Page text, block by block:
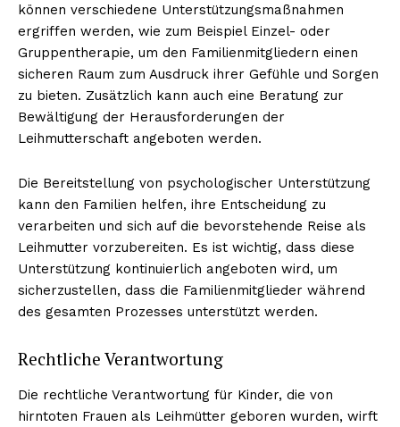
können verschiedene Unterstützungsmaßnahmen
ergriffen werden, wie zum Beispiel Einzel- oder
Gruppentherapie, um den Familienmitgliedern einen
sicheren Raum zum Ausdruck ihrer Gefühle und Sorgen
zu bieten. Zusätzlich kann auch eine Beratung zur
Bewältigung der Herausforderungen der
Leihmutterschaft angeboten werden.
Die Bereitstellung von psychologischer Unterstützung
kann den Familien helfen, ihre Entscheidung zu
verarbeiten und sich auf die bevorstehende Reise als
Leihmutter vorzubereiten. Es ist wichtig, dass diese
Unterstützung kontinuierlich angeboten wird, um
sicherzustellen, dass die Familienmitglieder während
des gesamten Prozesses unterstützt werden.
Rechtliche Verantwortung
Die rechtliche Verantwortung für Kinder, die von
hirntoten Frauen als Leihmütter geboren wurden, wirft